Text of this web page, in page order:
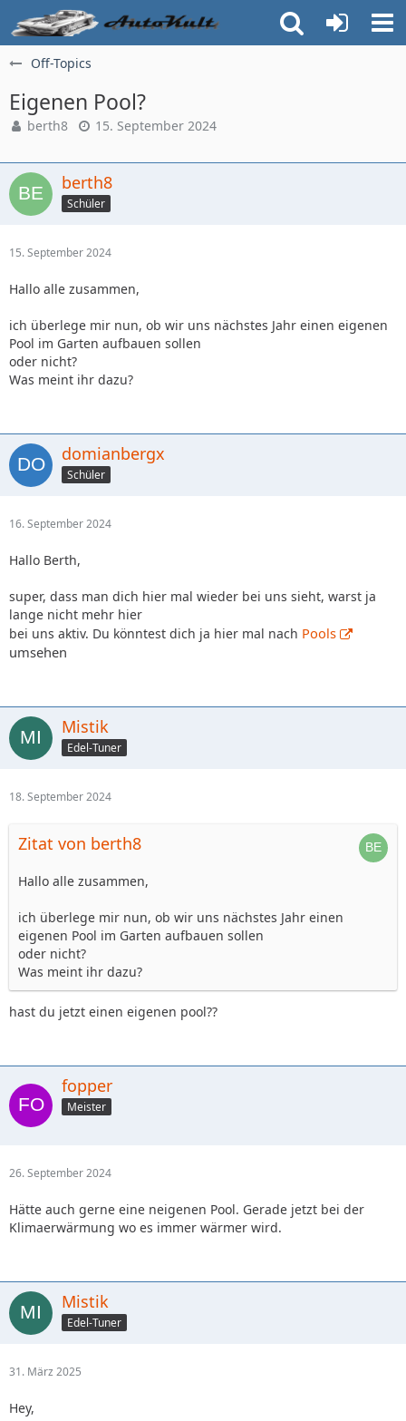
Off-Topics
Eigenen Pool?
berth8 15. September 2024
berth8
Schüler
15. September 2024
Hallo alle zusammen,
ich überlege mir nun, ob wir uns nächstes Jahr einen eigenen
Pool im Garten aufbauen sollen
oder nicht?
Was meint ihr dazu?
domianbergx
Schüler
16. September 2024
Hallo Berth,
super, dass man dich hier mal wieder bei uns sieht, warst ja
lange nicht mehr hier
bei uns aktiv. Du könntest dich ja hier mal nach Pools
umsehen
Mistik
Edel-Tuner
18. September 2024
Zitat von berth8
Hallo alle zusammen,
ich überlege mir nun, ob wir uns nächstes Jahr einen
eigenen Pool im Garten aufbauen sollen
oder nicht?
Was meint ihr dazu?
hast du jetzt einen eigenen pool??
fopper
Meister
26. September 2024
Hätte auch gerne eine neigenen Pool. Gerade jetzt bei der
Klimaerwärmung wo es immer wärmer wird.
Mistik
Edel-Tuner
31. März 2025
Hey,